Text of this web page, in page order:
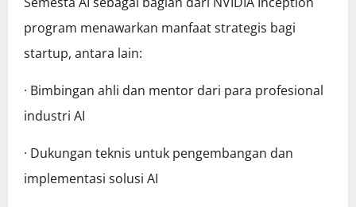
program menawarkan manfaat strategis bagi
startup, antara lain:
· Bimbingan ahli dan mentor dari para profesional
industri AI
· Dukungan teknis untuk pengembangan dan
implementasi solusi AI